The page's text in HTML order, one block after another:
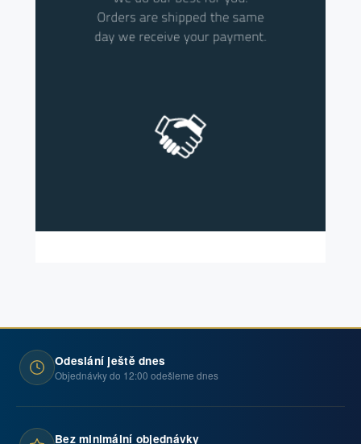
Odeslání ještě dnes
Objednávky do 12:00 odešleme dnes
Bez minimální objednávky